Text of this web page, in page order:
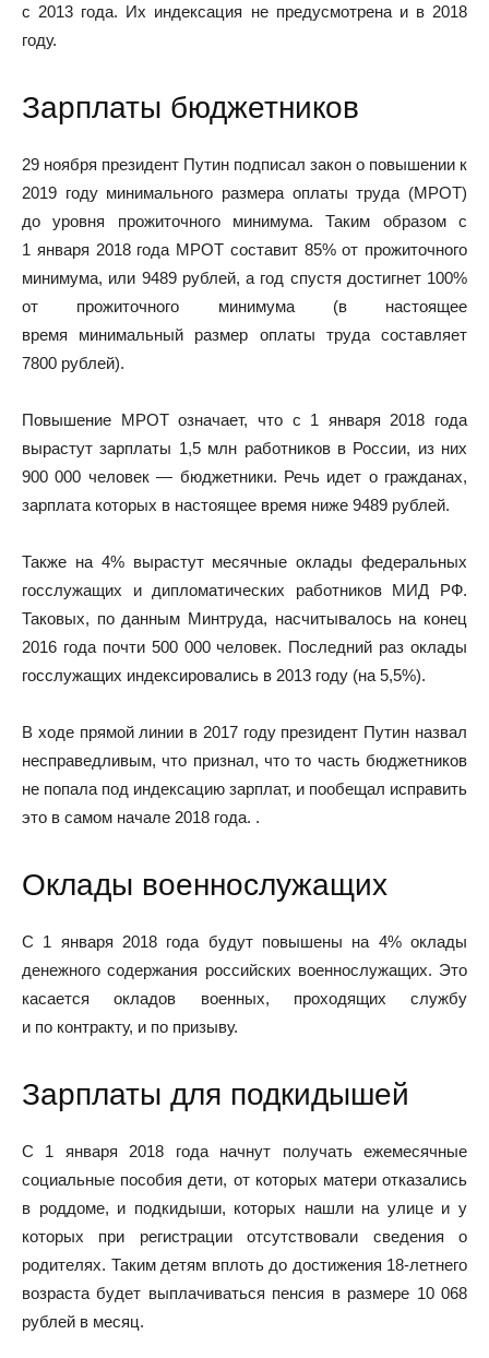
с 2013 года. Их индексация не предусмотрена и в 2018
году.
Зарплаты бюджетников
29 ноября президент Путин подписал закон о повышении к
2019 году минимального размера оплаты труда (МРОТ)
до уровня прожиточного минимума. Таким образом с
1 января 2018 года МРОТ составит 85% от прожиточного
минимума, или 9489 рублей, а год спустя достигнет 100%
от прожиточного минимума (в настоящее
время минимальный размер оплаты труда составляет
7800 рублей).
Повышение МРОТ означает, что с 1 января 2018 года
вырастут зарплаты 1,5 млн работников в России, из них
900 000 человек — бюджетники. Речь идет о гражданах,
зарплата которых в настоящее время ниже 9489 рублей.
Также на 4% вырастут месячные оклады федеральных
госслужащих и дипломатических работников МИД РФ.
Таковых, по данным Минтруда, насчитывалось на конец
2016 года почти 500 000 человек. Последний раз оклады
госслужащих индексировались в 2013 году (на 5,5%).
В ходе прямой линии в 2017 году президент Путин назвал
несправедливым, что признал, что то часть бюджетников
не попала под индексацию зарплат, и пообещал исправить
это в самом начале 2018 года. .
Оклады военнослужащих
С 1 января 2018 года будут повышены на 4% оклады
денежного содержания российских военнослужащих. Это
касается окладов военных, проходящих службу
и по контракту, и по призыву.
Зарплаты для подкидышей
С 1 января 2018 года начнут получать ежемесячные
социальные пособия дети, от которых матери отказались
в роддоме, и подкидыши, которых нашли на улице и у
которых при регистрации отсутствовали сведения о
родителях. Таким детям вплоть до достижения 18-летнего
возраста будет выплачиваться пенсия в размере 10 068
рублей в месяц.